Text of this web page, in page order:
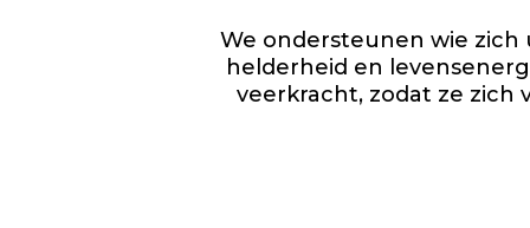
We ondersteunen wie
helderheid en
veerkracht, zodat ze